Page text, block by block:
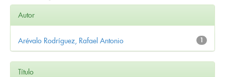
Autor
1
Arévalo Rodríguez, Rafael Antonio
Título